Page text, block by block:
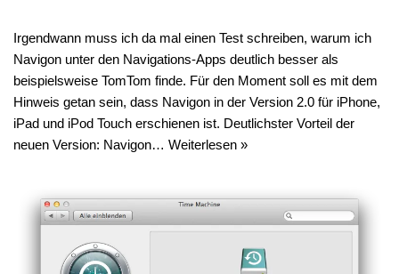
Irgendwann muss ich da mal einen Test schreiben, warum ich
Navigon unter den Navigations-Apps deutlich besser als
beispielsweise TomTom finde. Für den Moment soll es mit dem
Hinweis getan sein, dass Navigon in der Version 2.0 für iPhone,
iPad und iPod Touch erschienen ist. Deutlichster Vorteil der
neuen Version: Navigon… Weiterlesen »